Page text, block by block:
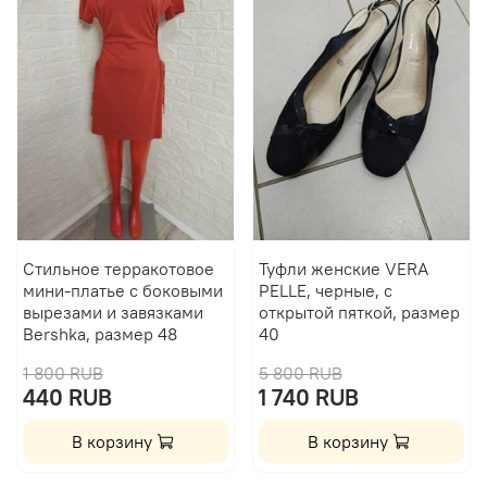
Стильное терракотовое
мини-платье с боковыми
вырезами и завязками
Bershka, размер 48
1 800 RUB
440 RUB
В корзину
Туфли женские VERA
PELLE, черные, с
открытой пяткой, размер
40
5 800 RUB
1 740 RUB
В корзину